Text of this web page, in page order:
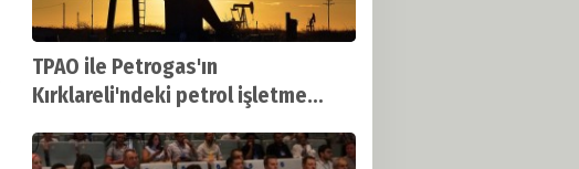
TPAO ile Petrogas'ın
Kırklareli'ndeki petrol işletme